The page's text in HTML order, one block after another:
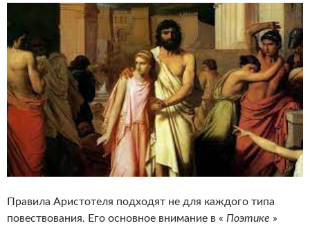
Правила Аристотеля подходят не для каждого типа
повествования. Его основное внимание в « Поэтике »